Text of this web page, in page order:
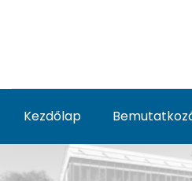
Kezdőlap
Quercus